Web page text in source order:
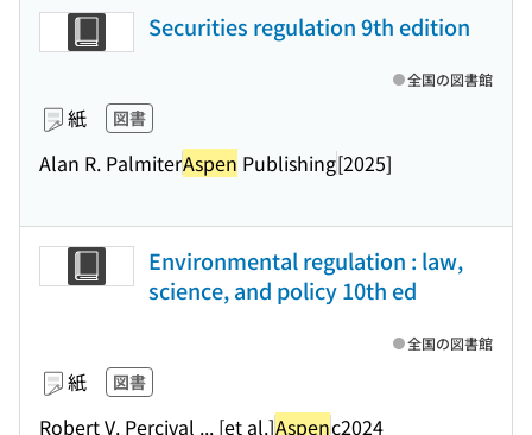
Securities regulation 9th edition
紙 図書
Alan R. PalmiterAspen Publishing[2025]
全国の図書館
Environmental regulation : law,
science, and policy 10th ed
紙 図書
Robert V. Percival ... [et al.]Aspenc2024
全国の図書館